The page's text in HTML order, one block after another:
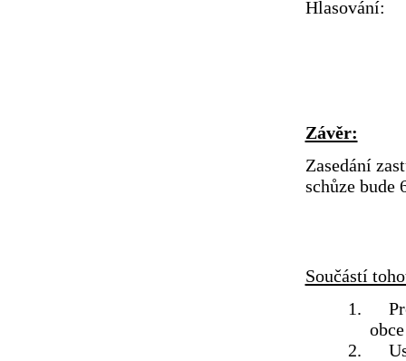
Závěr:
Zasedání
schůze bude
Součástí
1.
obce
2.